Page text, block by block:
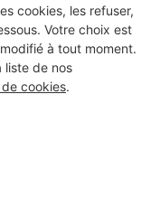
cookies, les refuser,
Votre choix est
à tout moment.
liste de nos
cookies.